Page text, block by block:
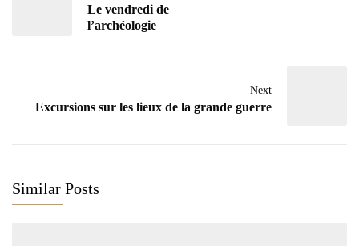
Le vendredi de
l’archéologie
Next
Excursions sur les lieux de la grande guerre
Similar Posts